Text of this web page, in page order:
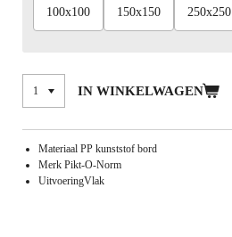
100x100 150x150 250x250
IN WINKELWAGEN
Materiaal PP kunststof bord
Merk Pikt-O-Norm
UitvoeringVlak